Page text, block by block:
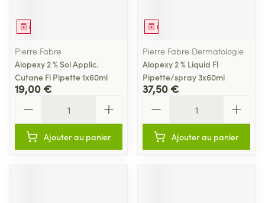
Médicament
Pierre Fabre
Alopexy 2 % Sol Applic.
Cutane Fl Pipette 1x60ml
19,00 €
Ajouter au panier
Médicament
Pierre Fabre Dermatologie
Alopexy 2 % Liquid Fl
Pipette/spray 3x60ml
37,50 €
Ajouter au panier